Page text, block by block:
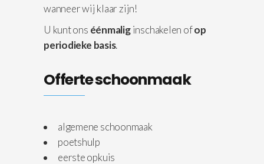
wanneer wij klaar zijn!
U kunt ons éénmaliginschakelen ofop
periodieke basis.
Offerte schoonmaak
algemene schoonmaak
poetshulp
eerste opkuis